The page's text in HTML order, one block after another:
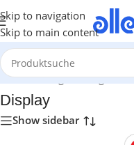
Skip to navigation
Skip to main content
Start/Gaming/Trading Card
Display
Show sidebar